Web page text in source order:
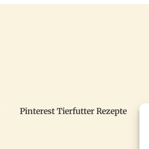
Pinterest Tierfutter Rezepte